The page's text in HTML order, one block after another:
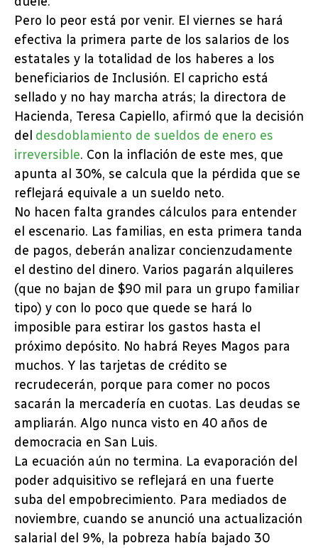
Pero lo peor está por venir. El viernes se hará
efectiva la primera parte de los salarios de los
estatales y la totalidad de los haberes a los
beneficiarios de Inclusión. El capricho está
sellado y no hay marcha atrás; la directora de
Hacienda, Teresa Capiello, afirmó que la decisión
del desdoblamiento de sueldos de enero es
irreversible. Con la inflación de este mes, que
apunta al 30%, se calcula que la pérdida que se
reflejará equivale a un sueldo neto.
No hacen falta grandes cálculos para entender
el escenario. Las familias, en esta primera tanda
de pagos, deberán analizar concienzudamente
el destino del dinero. Varios pagarán alquileres
(que no bajan de $90 mil para un grupo familiar
tipo) y con lo poco que quede se hará lo
imposible para estirar los gastos hasta el
próximo depósito. No habrá Reyes Magos para
muchos. Y las tarjetas de crédito se
recrudecerán, porque para comer no pocos
sacarán la mercadería en cuotas. Las deudas se
ampliarán. Algo nunca visto en 40 años de
democracia en San Luis.
La ecuación aún no termina. La evaporación del
poder adquisitivo se reflejará en una fuerte
suba del empobrecimiento. Para mediados de
noviembre, cuando se anunció una actualización
salarial del 9%, la pobreza había bajado 30